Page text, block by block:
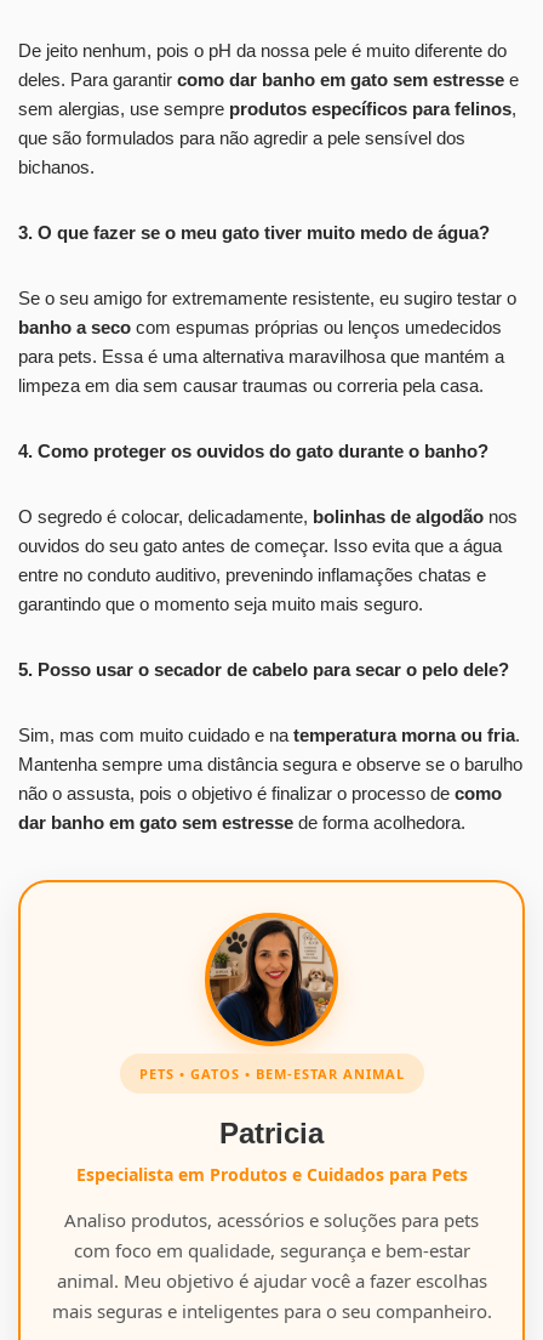
De jeito nenhum, pois o pH da nossa pele é muito diferente do
deles. Para garantir como dar banho em gato sem estresse e
sem alergias, use sempre produtos específicos para felinos,
que são formulados para não agredir a pele sensível dos
bichanos.
3. O que fazer se o meu gato tiver muito medo de água?
Se o seu amigo for extremamente resistente, eu sugiro testar o
banho a seco com espumas próprias ou lenços umedecidos
para pets. Essa é uma alternativa maravilhosa que mantém a
limpeza em dia sem causar traumas ou correria pela casa.
4. Como proteger os ouvidos do gato durante o banho?
O segredo é colocar, delicadamente, bolinhas de algodão nos
ouvidos do seu gato antes de começar. Isso evita que a água
entre no conduto auditivo, prevenindo inflamações chatas e
garantindo que o momento seja muito mais seguro.
5. Posso usar o secador de cabelo para secar o pelo dele?
Sim, mas com muito cuidado e na temperatura morna ou fria.
Mantenha sempre uma distância segura e observe se o barulho
não o assusta, pois o objetivo é finalizar o processo de como
dar banho em gato sem estresse de forma acolhedora.
PETS • GATOS • BEM-ESTAR ANIMAL
Patricia
Especialista em Produtos e Cuidados para Pets
Analiso produtos, acessórios e soluções para pets
com foco em qualidade, segurança e bem-estar
animal. Meu objetivo é ajudar você a fazer escolhas
mais seguras e inteligentes para o seu companheiro.